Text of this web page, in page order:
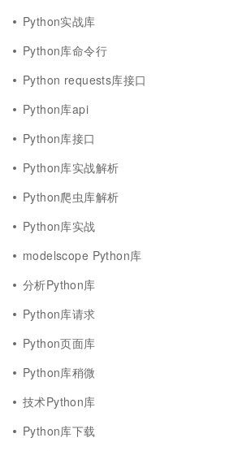
Python实战库
Python库命令行
Python requests库接口
Python库api
Python库接口
Python库实战解析
Python爬虫库解析
Python库实战
modelscope Python库
分析Python库
Python库请求
Python页面库
Python库稍微
技术Python库
Python库下载